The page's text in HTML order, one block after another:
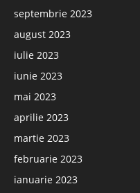
septembrie 2023
august 2023
iulie 2023
iunie 2023
mai 2023
aprilie 2023
martie 2023
februarie 2023
ianuarie 2023